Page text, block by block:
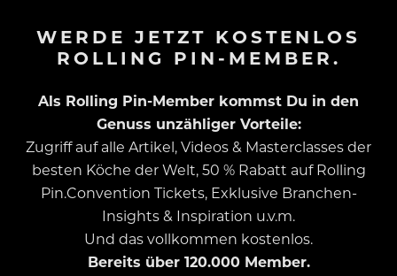
WERDE JETZT KOSTENLOS
ROLLING PIN-MEMBER.
Als Rolling Pin-Member kommst Du in den
Genuss unzähliger Vorteile:
Zugriff auf alle Artikel, Videos & Masterclasses der
besten Köche der Welt, 50 % Rabatt auf Rolling
Pin.Convention Tickets, Exklusive Branchen-
Insights & Inspiration u.v.m.
Und das vollkommen kostenlos.
Bereits über 120.000 Member.